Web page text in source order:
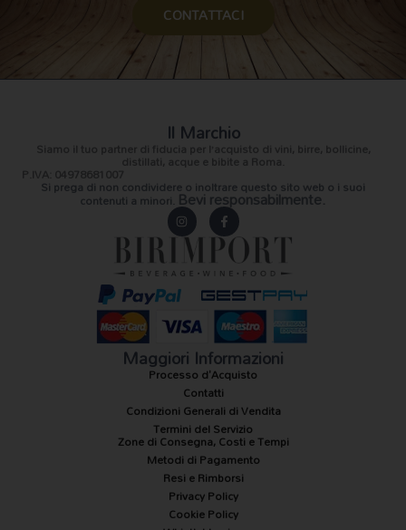
CONTATTACI
Il Marchio
Si prega di non condividere o inoltrare questo sito web o i suoi
contenuti a minori. Bevi responsabilmente.
In
s
t
g
r
a
F
a
c
eb
o
o
k
-f
Maggiori Informazioni
Processo d'Acquisto
Contatti
Condizioni Generali di Vendita
Termini del Servizio
Zone di Consegna, Costi e Tempi
Metodi di Pagamento
Resi e Rimborsi
Privacy Policy
Cookie Policy